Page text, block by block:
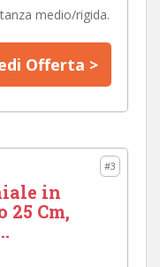
medio/rigida.
Offerta >
#3
in
25 Cm,